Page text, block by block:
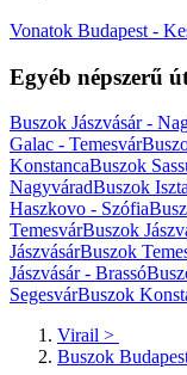
Vonatok Budapest -
Egyéb népszerű
Buszok Jászvásár -
Galac - Temesvár
KonstancaBuszok
NagyváradBuszok
Haszkovo - Szófia
TemesvárBuszok
JászvásárBuszok
Jászvásár - Brassó
SegesvárBuszok
Virail >
Buszok